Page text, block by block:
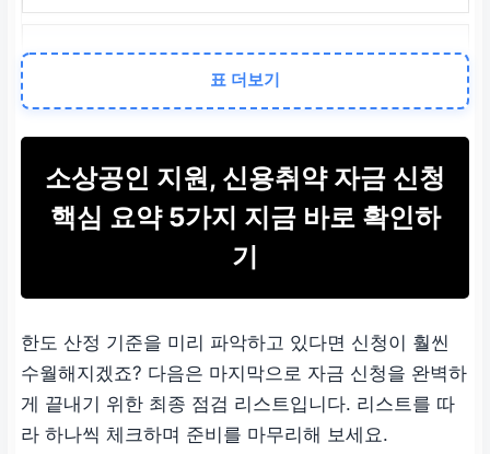
최대 한도
한도 산정 기준
기존 소상공인 정책자금
대출 잔액 규모에 따라 차
등 적용
필수 선행 조건
표 더보기
소상공인 지원, 신용취약 자금 신청
핵심 요약 5가지 지금 바로 확인하
기
한도 산정 기준을 미리 파악하고 있다면 신청이 훨씬
수월해지겠죠? 다음은 마지막으로 자금 신청을 완벽하
게 끝내기 위한 최종 점검 리스트입니다. 리스트를 따
라 하나씩 체크하며 준비를 마무리해 보세요.